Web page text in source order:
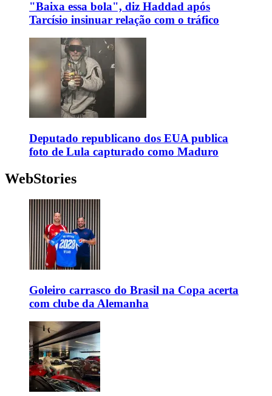
"Baixa essa bola", diz Haddad após
Tarcísio insinuar relação com o tráfico
Deputado republicano dos EUA publica
foto de Lula capturado como Maduro
WebStories
Goleiro carrasco do Brasil na Copa acerta
com clube da Alemanha